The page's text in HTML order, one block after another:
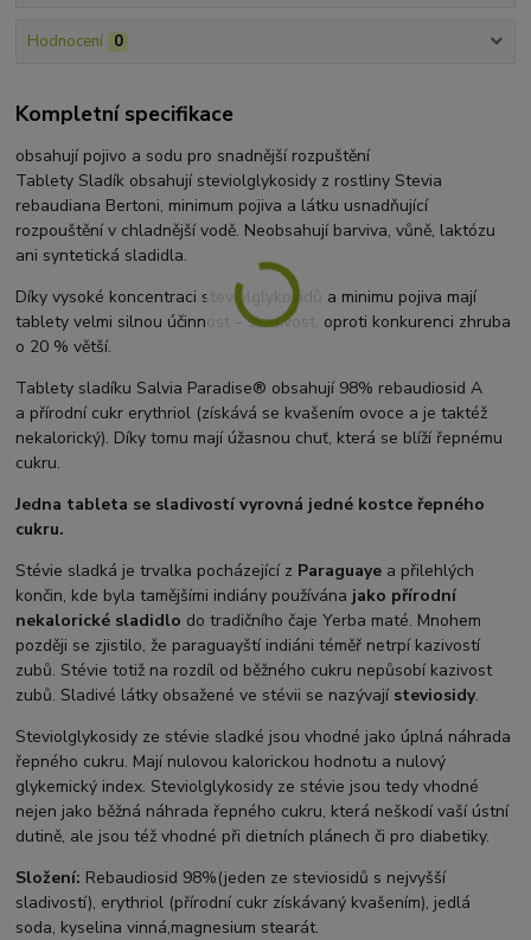
Hodnocení 0
Kompletní specifikace
obsahují pojivo a sodu pro snadnější rozpuštění
Tablety Sladík obsahují steviolglykosidy z rostliny Stevia
rebaudiana Bertoni, minimum pojiva a látku usnadňující
rozpouštění v chladnější vodě. Neobsahují barviva, vůně, laktózu
ani syntetická sladidla.
Díky vysoké koncentraci steviolglykosidů a minimu pojiva mají
tablety velmi silnou účinnost – sladivost, oproti konkurenci zhruba
o 20 % větší.
Tablety sladíku Salvia Paradise® obsahují 98% rebaudiosid A
a přírodní cukr erythriol (získává se kvašením ovoce a je taktéž
nekalorický). Díky tomu mají úžasnou chuť, která se blíží řepnému
cukru.
Jedna tableta se sladivostí vyrovná jedné kostce řepného
cukru.
Stévie sladká je trvalka pocházející z Paraguaye a přilehlých
končin, kde byla tamějšími indiány používána jako přírodní
nekalorické sladidlo do tradičního čaje Yerba maté. Mnohem
později se zjistilo, že paraguayští indiáni téměř netrpí kazivostí
zubů. Stévie totiž na rozdíl od běžného cukru nepůsobí kazivost
zubů. Sladivé látky obsažené ve stévii se nazývají steviosidy.
Steviolglykosidy ze stévie sladké jsou vhodné jako úplná náhrada
řepného cukru. Mají nulovou kalorickou hodnotu a nulový
glykemický index. Steviolglykosidy ze stévie jsou tedy vhodné
nejen jako běžná náhrada řepného cukru, která neškodí vaší ústní
dutině, ale jsou též vhodné při dietních plánech či pro diabetiky.
Složení: Rebaudiosid 98%(jeden ze steviosidů s nejvyšší
sladivostí), erythriol (přírodní cukr získávaný kvašením), jedlá
soda, kyselina vinná,magnesium stearát.